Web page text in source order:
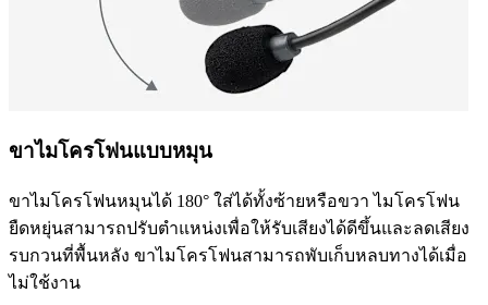
ขาไมโครโฟนแบบหมุน
ขาไมโครโฟนหมุนได้ 180° ใส่ได้ทั้งซ้ายหรือขวา ไมโครโฟน
ยืดหยุ่นสามารถปรับตำแหน่งเพื่อให้รับเสียงได้ดีขึ้นและลดเสียง
รบกวนที่พื้นหลัง ขาไมโครโฟนสามารถพับเก็บหลบทางได้เมื่อ
ไม่ใช้งาน